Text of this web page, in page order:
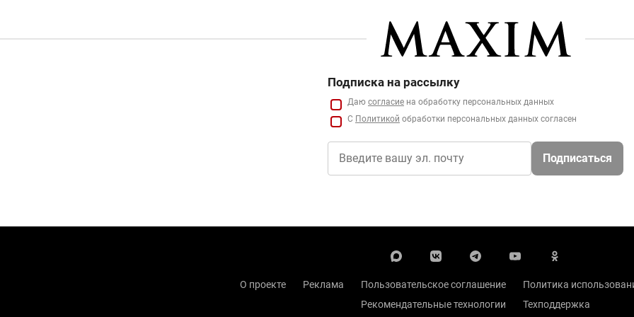
Подписка на рассылку
Даю согласие на обработку персональных данных
С Политикой обработки персональных данных согласен
Подписаться
О проекте Реклама Пользовательское соглашение
Политика
Рекомендательные технологии
Техподдержка